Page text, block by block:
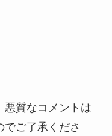
悪質なコメントは
ご了承くださ